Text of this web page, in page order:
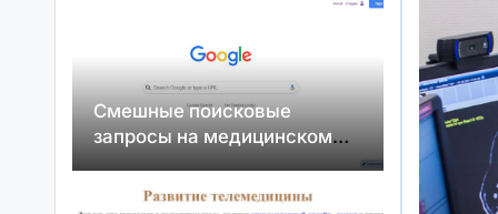
Смешные поисковые
запросы на медицинском